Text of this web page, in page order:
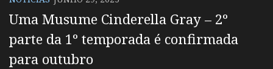
Uma Musume Cinderella Gray – 2º
parte da 1º temporada é confirmada
para outubro